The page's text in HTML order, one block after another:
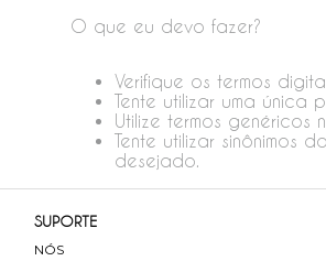
O que eu devo fazer?
Verifique os termos
Tente utilizar uma única
Utilize termos genéricos
Tente utilizar sinônimos
desejado.
SUPORTE
NÓS